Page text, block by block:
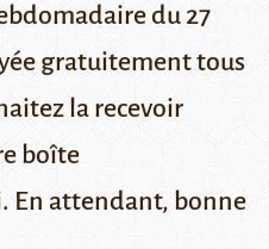
du 27
gratuitement tous
la recevoir
boîte
. En attendant, bonne